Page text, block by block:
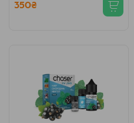
350₴